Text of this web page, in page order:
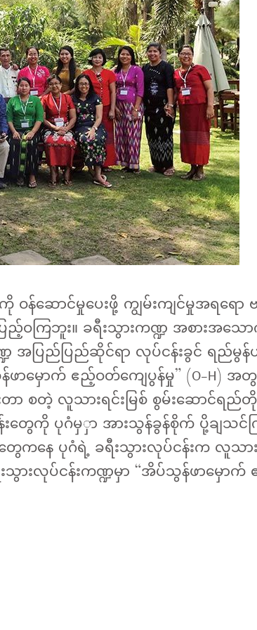
ကို ဝန်ဆောင်မှုပေးဖို့ ကျွမ်းကျင်မှုအရရ
ည့်ဝကြဘူး။ ခရီးသွားကဏ္ဍ အစားအသေ
အပြည်ပြည်ဆိုင်ရာ လုပ်ငန်းခွင် ရည်မွန်
ာမှောက် ဧည့်ဝတ်ကျေပွန်မှု” (O-H)
တာ စတဲ့ လူသားရင်းမြစ် စွမ်းဆောင်ရ
တွေကို ပုဂံမှှာ အားသွန်ခွန်စိုက် ပို့ချသင်က
ကနေ ပုဂံရဲ့ ခရီးသွားလုပ်ငန်းက လူသား
ားလုပ်ငန်းကဏ္ဍမှာ “အိပ်သွန်ဖာမှော